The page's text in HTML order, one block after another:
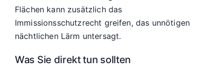
Flächen kann zusätzlich das
Immissionsschutzrecht greifen, das unnötigen
nächtlichen Lärm untersagt.
Was Sie direkt tun sollten